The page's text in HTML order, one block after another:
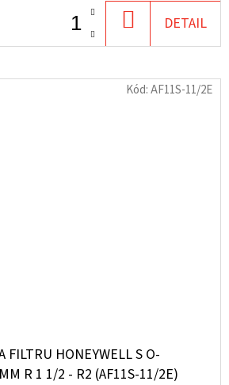
KOŠÍKU
DETAIL
FILTRU HONEYWELL S O-
R 1 1/2 - R2 (AF11S-11/2E)
Kód:AF11S-11/2E